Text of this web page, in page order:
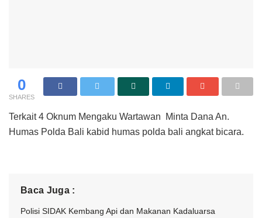
0
SHARES
Terkait 4 Oknum Mengaku Wartawan Minta Dana An.
Humas Polda Bali kabid humas polda bali angkat bicara.
Baca Juga :
Polisi SIDAK Kembang Api dan Makanan Kadaluarsa